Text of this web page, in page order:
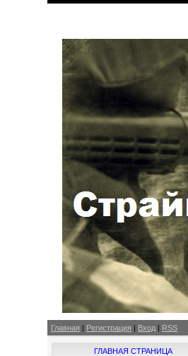
Главная | Регистрация | Вход | RSS
ГЛАВНАЯ СТРАНИЦА